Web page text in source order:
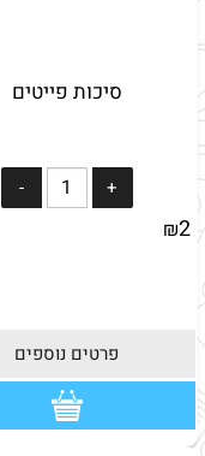
סיכות פייטים
₪2
פרטים נוספים